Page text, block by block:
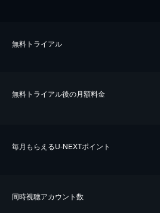
無料トライアル
無料トライアル後の⽉額料金
毎⽉もらえるU-NEXTポイント
同時視聴アカウント数